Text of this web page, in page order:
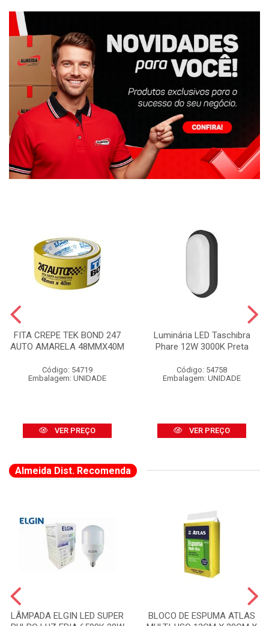
FITA CREPE TEK BOND 247
AUTO AMARELA 48MMX40M
Código: 54719
Embalagem: UNIDADE
VER PREÇO
Luminária LED Taschibra
Phare 12W 3000K Preta
Código: 54758
Embalagem: UNIDADE
VER PREÇO
Almeida Dist. Recomenda
LÂMPADA ELGIN LED SUPER
BLOCO DE ESPUMA ATLAS